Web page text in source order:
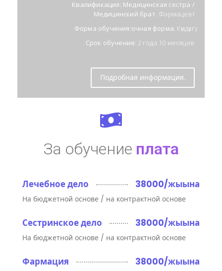
Квалификация: Медицинская сестра /
Медицинский брат. Фармацевт
Форма обучения:очная форма. Күндүзгү
Срок обучения: 2 года 10 месяцев
Подробная информация.
За обучение плата
Лечебное дело 38000/жыына
На бюджетной основе / на контрактной основе
Сестринское дело 38000/жыына
На бюджетной основе / на контрактной основе
Фармация 38000/жыына